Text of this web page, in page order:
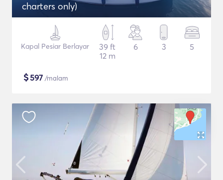
charters only)
Kapal Pesiar Berlayar
39 ft
12 m
6 3 5
$597 /malam